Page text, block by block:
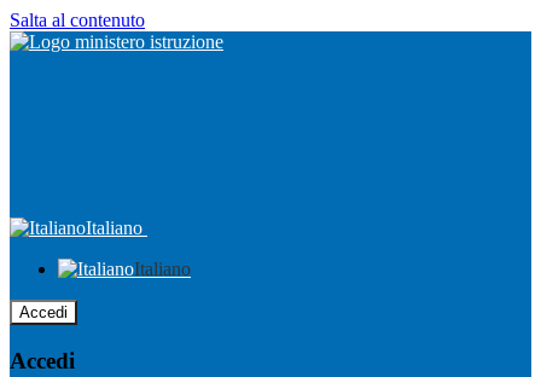
Salta al contenuto
Italiano
Italiano
Accedi
Accedi